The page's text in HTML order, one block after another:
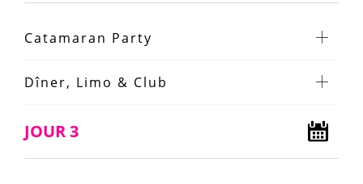
Catamaran Party
Dîner, Limo & Club
JOUR 3